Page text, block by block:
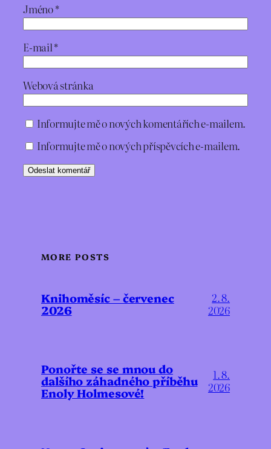
Jméno*
E-mail*
Webová stránka
Informujte mě o nových komentářích e-mailem.
Informujte mě o nových příspěvcích e-mailem.
MORE POSTS
Knihoměsíc – červenec
2026
2. 8.
2026
Ponořte se se mnou do
dalšího záhadného příběhu
Enoly Holmesové!
1. 8.
2026